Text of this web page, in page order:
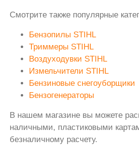
Смотрите также популярные
Бензопилы STIHL
Триммеры STIHL
Воздуходувки STIHL
Измельчители STIHL
Бензиновые снегоуборщики
Бензогенераторы
В нашем магазине вы можете
наличными, пластиковыми
безналичному расчету.